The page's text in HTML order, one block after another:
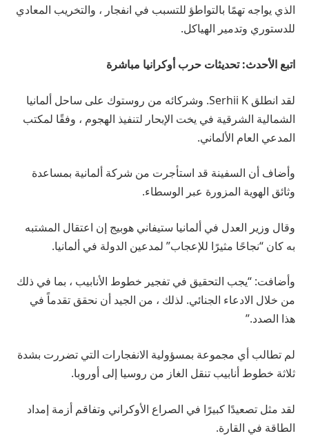
الذي يواجه تهمًا بالتواطؤ للتسبب في انفجار ، والتخريب المعادي
للدستوري وتدمير الهياكل.
اتبع الأحدث: تحديثات حرب أوكرانيا مباشرة
لقد انطلق Serhii K. وشركائه من روستوك على ساحل ألمانيا
الشمالية الشرقية في يخت الإبحار لتنفيذ الهجوم ، وفقًا لمكتب
المدعي العام الألماني.
وأضاف أن السفينة قد استأجرت من شركة ألمانية بمساعدة
وثائق الهوية المزورة عبر الوسطاء.
وقال وزير العدل في ألمانيا ستيفاني هوبيج إن اعتقال المشتبه
به كان “نجاحًا مثيرًا للإعجاب” لمدعين الدولة في ألمانيا.
وأضافت: “يجب التحقيق في تفجير خطوط الأنابيب ، بما في ذلك
من خلال الادعاء الجنائي. لذلك ، من الجيد أن نحقق تقدماً في
هذا الصدد.”
لم تطالب أي مجموعة بمسؤولية الانفجارات التي تضررت بشدة
ثلاثة خطوط أنابيب تنقل الغاز من روسيا إلى أوروبا.
لقد مثل تصعيدًا كبيرًا في الصراع الأوكراني وتفاقم أزمة إمداد
الطاقة في القارة.